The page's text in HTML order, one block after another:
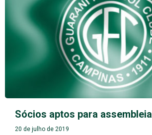
Sócios aptos para assembleia
20 de julho de 2019